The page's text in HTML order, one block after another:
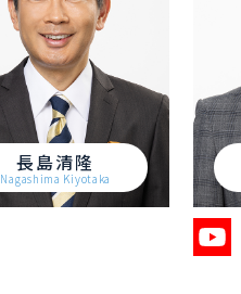
長島清隆
Nagashima Kiyotaka